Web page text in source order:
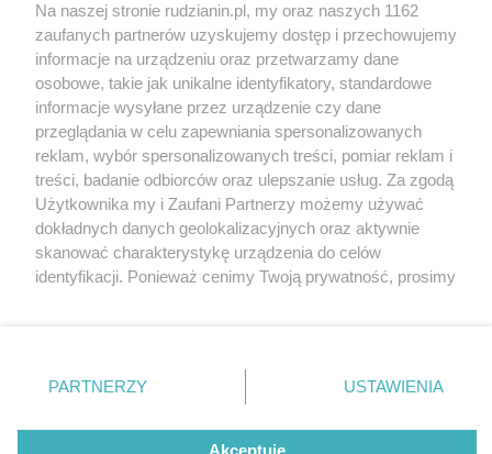
5 / 0
Wydawca mediów
Nie zapomnij
zapoznać się z:
polityką prywatności regulamin korzystania z portali
Twojemiasto
Piekary Śląskie
Chorzów
Tarnowskie Góry
Gliwice
Skontakuj sięz nami
Kontakt
Wydawca
Redakcja
Na naszej stronie rudzianin.pl, my oraz naszych 1162
zaufanych partnerów uzyskujemy dostęp i przechowujemy
informacje na urządzeniu oraz przetwarzamy dane
osobowe, takie jak unikalne identyfikatory, standardowe
informacje wysyłane przez urządzenie czy dane
przeglądania w celu zapewniania spersonalizowanych
reklam, wybór spersonalizowanych treści, pomiar reklam i
treści, badanie odbiorców oraz ulepszanie usług. Za zgodą
Użytkownika my i Zaufani Partnerzy możemy używać
dokładnych danych geolokalizacyjnych oraz aktywnie
skanować charakterystykę urządzenia do celów
identyfikacji. Ponieważ cenimy Twoją prywatność, prosimy
prywatności znajdujący się w lewym dolnym rogu strony
. Niektóre rodzaje przetwarzania danych nie wymagają
zgody użytkownika, ale masz prawo sprzeciwić się
takiemu przetwarzaniu. Preferencje będą miały
PARTNERZY USTAWIENIA
Akceptuję